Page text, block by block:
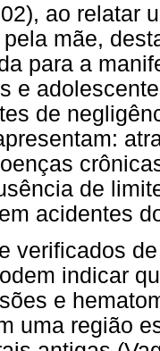
ao relatar
mãe,
para a
e
de
de
acidentes
verificados
indicar
e
uma região